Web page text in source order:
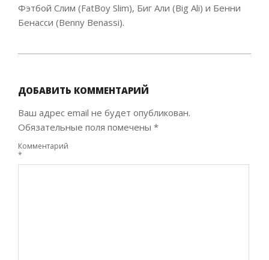
Фэтбой Слим (FatBoy Slim), Биг Али (Big Ali) и Бенни
Бенасси (Benny Benassi).
23
ДОБАВИТЬ КОММЕНТАРИЙ
Ваш адрес email не будет опубликован.
Обязательные поля помечены *
Комментарий
*